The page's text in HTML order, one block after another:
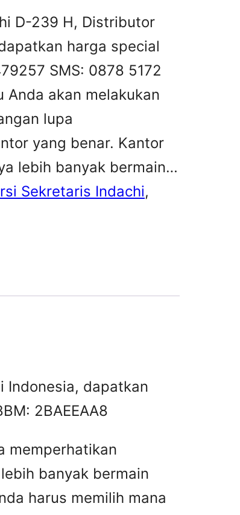
D-239 H, Distributor
harga special
SMS: 0878 5172
Anda akan melakukan
lupa
yang benar. Kantor
lebih banyak bermain…
Sekretaris Indachi
Indonesia, dapatkan
2BAEEAA8
memperhatikan
banyak bermain
harus memilih mana